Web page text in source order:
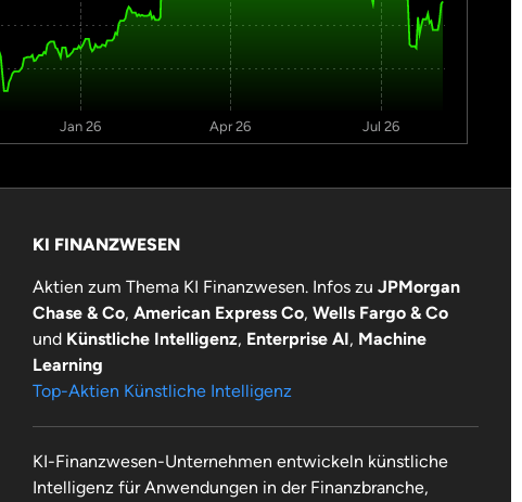
Jan 26 Apr 26 Jul 26
KI FINANZWESEN
Aktien zum Thema KI Finanzwesen. Infos zu JPMorgan
Chase & Co, American Express Co, Wells Fargo & Co
und Künstliche Intelligenz, Enterprise AI, Machine
Learning
Top-Aktien Künstliche Intelligenz
KI-Finanzwesen-Unternehmen entwickeln künstliche
Intelligenz für Anwendungen in der Finanzbranche,